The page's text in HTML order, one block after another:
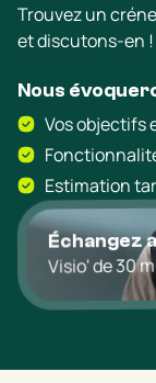
Échangez
Visio' de 30
Trouvez un
et discutons-en !
Nous
Vos objectifs
Estimation